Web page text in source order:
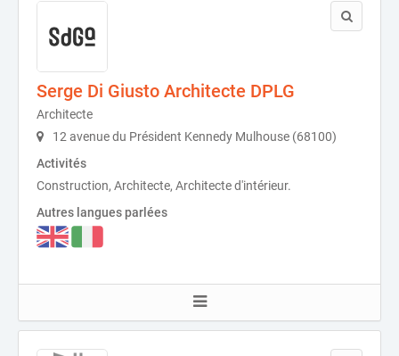
Serge Di Giusto Architecte DPLG
Architecte
12 avenue du Président Kennedy Mulhouse (68100)
Activités
Construction, Architecte, Architecte d'intérieur.
Autres langues parlées